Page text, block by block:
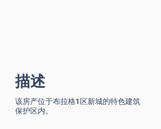
描述
该房产位于布拉格1区新城的特色建筑
保护区内。